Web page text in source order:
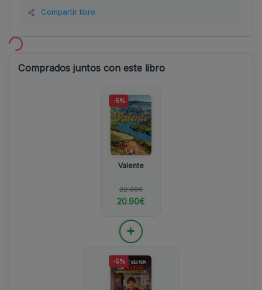
Compartir libro
Comprados juntos con este libro
-5%
Valente
22.00€
20.90€
+
-5%